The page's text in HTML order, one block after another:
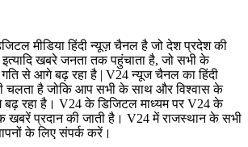
मीडिया हिंदी न्यूज़ चैनल है जो देश प्रदेश की
खबरे जनता तक पहुंचाता है, जो सभी के
से आगे बढ़ रहा है | V24 न्यूज चैनल का हिंदी
चलता है जोकि आप सभी के साथ और विश्वास के
रहा है। V24 के डिजिटल माध्यम पर V24 के
खबरें प्रदान की जाती है। V24 में राजस्थान के सभी
के लिए संपर्क करें।